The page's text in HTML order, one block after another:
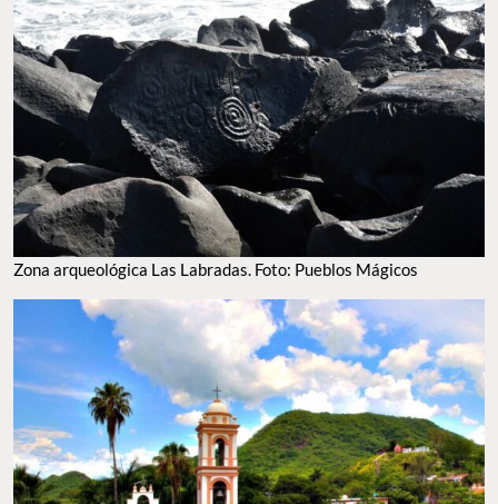
ZONA ARQUEOLÓGICA LAS LABRADAS. FOTO: PUEBLOS MÁGICOS
SAN JAVIER, SAN IGNACIO. FOTO: PUEBLOS MÁGICOS
¡Viaja, disfruta y comparte!